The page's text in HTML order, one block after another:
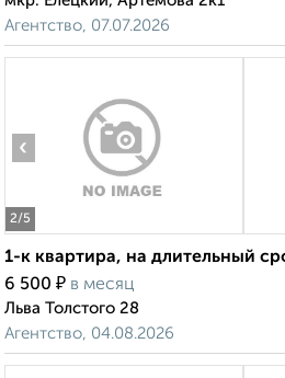
Агентство, 07.07.2026
2/5
‹
1-к квартира, на длительный
6 500 ₽ в месяц
Льва Толстого 28
Агентство, 04.08.2026